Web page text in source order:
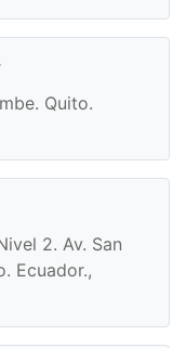
Quito.
2. Av. San
Ecuador.,